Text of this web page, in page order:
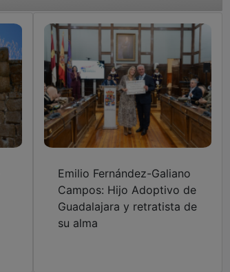
Emilio Fernández-Galiano
Campos: Hijo Adoptivo de
Guadalajara y retratista de
su alma